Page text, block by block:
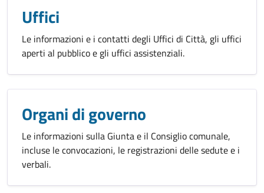
Uffici
Le informazioni e i contatti degli Uffici di Città, gli uffici
aperti al pubblico e gli uffici assistenziali.
Organi di governo
Le informazioni sulla Giunta e il Consiglio comunale,
incluse le convocazioni, le registrazioni delle sedute e i
verbali.